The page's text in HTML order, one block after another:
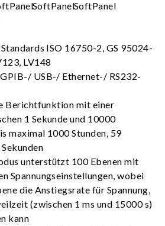
ISO 16750-2, GS 95024-
LV148
USB-/ Ethernet-/ RS232-
Berichtfunktion mit einer
1 Sekunde und 10000
maximal 1000 Stunden, 59
unterstützt 100 Ebenen mit
Spannungseinstellungen, wobei
die Anstiegsrate für Spannung,
(zwischen 1 ms und 15000 s)
kann